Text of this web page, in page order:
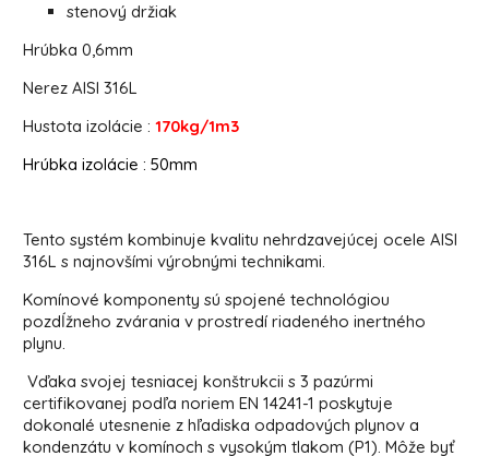
stenový držiak
Hrúbka 0,6mm
Nerez AISI 316L
Hustota izolácie : 170kg/1m3
Hrúbka izolácie : 50mm
Tento systém kombinuje kvalitu nehrdzavejúcej ocele AISI
316L s najnovšími výrobnými technikami.
Komínové komponenty sú spojené technológiou
pozdĺžneho zvárania v prostredí riadeného inertného
plynu.
Vďaka svojej tesniacej konštrukcii s 3 pazúrmi
certifikovanej podľa noriem EN 14241-1 poskytuje
dokonalé utesnenie z hľadiska odpadových plynov a
kondenzátu v komínoch s vysokým tlakom (P1). Môže byť